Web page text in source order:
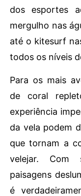
dos esportes
mergulho nas
até o kitesurf
todos os níveis
Para os mais
de coral
experiência
da vela podem
que tornam a
velejar. Com
paisagens
é